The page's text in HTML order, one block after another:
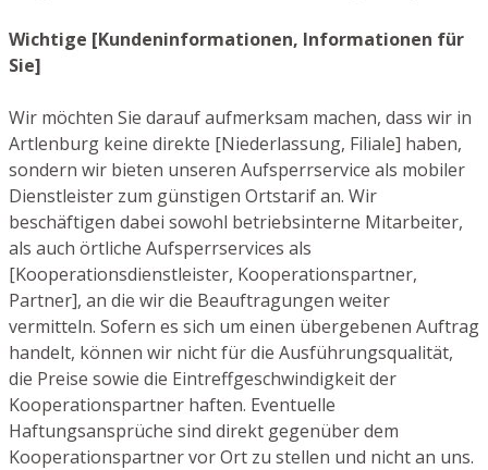
Wichtige [Kundeninformationen, Informationen für
Sie]
Wir möchten Sie darauf aufmerksam machen, dass wir in
Artlenburg keine direkte [Niederlassung, Filiale] haben,
sondern wir bieten unseren Aufsperrservice als mobiler
Dienstleister zum günstigen Ortstarif an. Wir
beschäftigen dabei sowohl betriebsinterne Mitarbeiter,
als auch örtliche Aufsperrservices als
[Kooperationsdienstleister, Kooperationspartner,
Partner], an die wir die Beauftragungen weiter
vermitteln. Sofern es sich um einen übergebenen Auftrag
handelt, können wir nicht für die Ausführungsqualität,
die Preise sowie die Eintreffgeschwindigkeit der
Kooperationspartner haften. Eventuelle
Haftungsansprüche sind direkt gegenüber dem
Kooperationspartner vor Ort zu stellen und nicht an uns.